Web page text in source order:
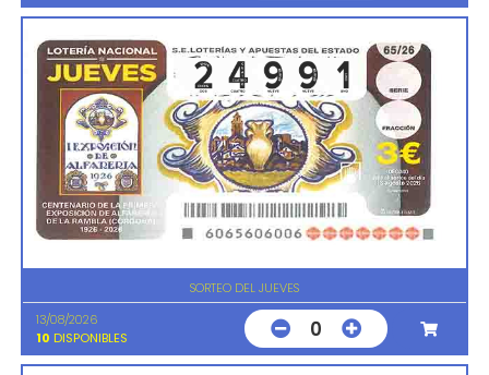
SORTEO DEL JUEVES
13/08/2026
10 DISPONIBLES 0